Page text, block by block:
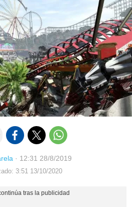
· 12:31 28/8/2019
3:51 13/10/2020